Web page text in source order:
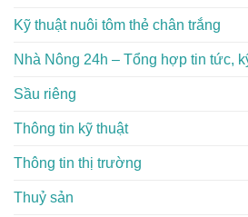
Kỹ thuật nuôi tôm thẻ chân trắng
Nhà Nông 24h – Tổng hợp tin tức,
Sầu riêng
Thông tin kỹ thuật
Thông tin thị trường
Thuỷ sản